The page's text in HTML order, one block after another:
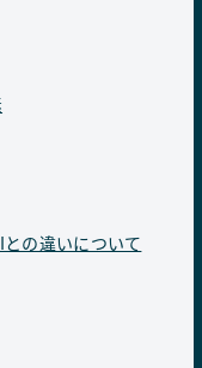
の違いについて